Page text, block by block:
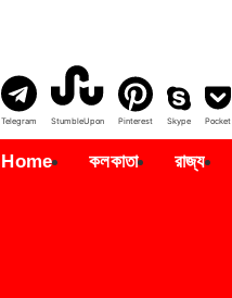
Telegram StumbleUpon Pinterest Skype Pocket
Home কলকাতা রাজ্য